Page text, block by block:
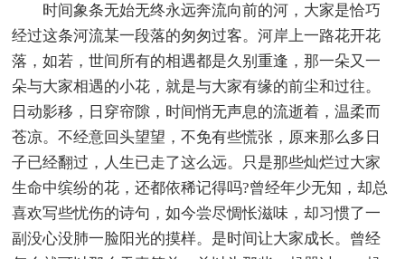
时间象条无始无终永远奔流向前的河，大家是恰巧
经过这条河流某一段落的匆匆过客。河岸上一路花开花
落，如若，世间所有的相遇都是久别重逢，那一朵又一
朵与大家相遇的小花，就是与大家有缘的前尘和过往。
日动影移，日穿帘隙，时间悄无声息的流逝着，温柔而
苍凉。不经意回头望望，不免有些慌张，原来那么多日
子已经翻过，人生已走了这么远。只是那些灿烂过大家
生命中缤纷的花，还都依稀记得吗?曾经年少无知，却总
喜欢写些忧伤的诗句，如今尝尽惆怅滋味，却习惯了一
副没心没肺一脸阳光的摸样。是时间让大家成长。曾经